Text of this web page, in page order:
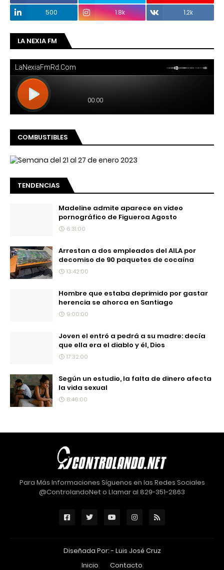
500
1.8k 1.2k
LA NEXIA FM
COMBUSTIBLES
TENDENCIAS
Madeline admite aparece en video
pornográfico de Figueroa Agosto
6:31:00
Arrestan a dos empleados del AILA por
decomiso de 90 paquetes de cocaína
13:42:00
Hombre que estaba deprimido por gastar
herencia se ahorca en Santiago
9:00:00
Joven el entró a pedrá a su madre: decía
que ella era el diablo y él, Dios
17:32:00
Según un estudio, la falta de dinero afecta
la vida sexual
8:46:00
Para Más Informaciones Síguenos en las Redes Sociales
@ControlandoNet o Llamar al 829-351-2863
Diseñada Por: - Luis José Cruz
Inicio
Contacto